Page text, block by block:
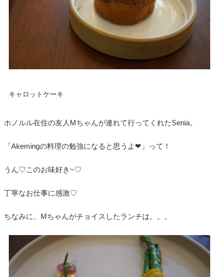
キャロットケーキ
ホノルル在住の友人Mちゃんが連れて行ってくれたSenia。
「Akemingの料理の勉強になると思うよ❤」って！
うん♡このお味好き~♡
丁寧なお仕事に感激♡
ちなみに、Mちゃんがチョイスしたランチは。。。